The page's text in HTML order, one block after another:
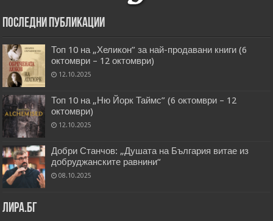
Последни публикации
Топ 10 на „Хеликон” за най-продавани книги (6
октомври – 12 октомври)
12.10.2025
Топ 10 на „Ню Йорк Таймс” (6 октомври – 12
октомври)
12.10.2025
Добри Станчов: „Душата на България витае из
добруджанските равнини“
08.10.2025
Лира.бг